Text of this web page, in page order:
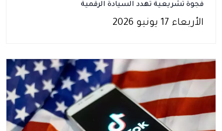
فجوة تشريعية تهدد السيادة الرقمية
الأربعاء 17 يونيو 2026